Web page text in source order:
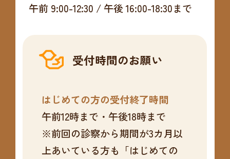
午前 9:00-12:30 / 午後 16:00-18:30まで
受付時間のお願い
はじめての方の受付終了時間
午前12時まで・午後18時まで
※前回の診察から期間が3カ月以
上あいている方も「はじめての